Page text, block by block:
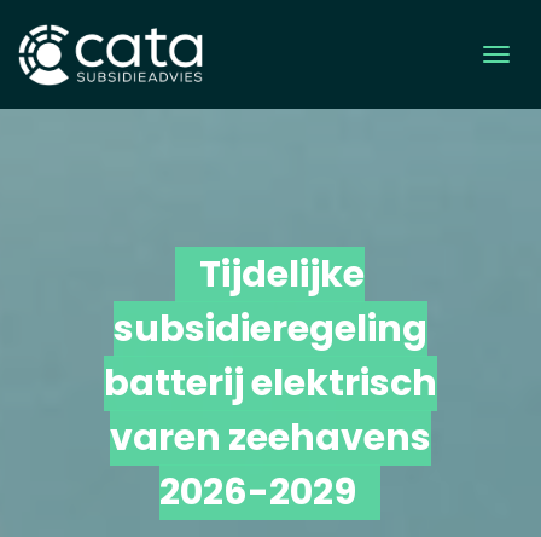
Tijdelijke
subsidieregeling
batterij elektrisch
varen zeehavens
2026-2029